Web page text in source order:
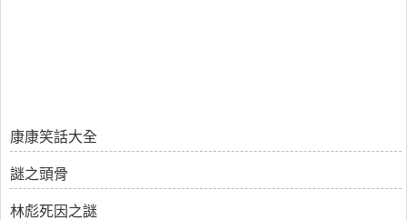
康康笑話大全
謎之頭骨
林彪死因之謎